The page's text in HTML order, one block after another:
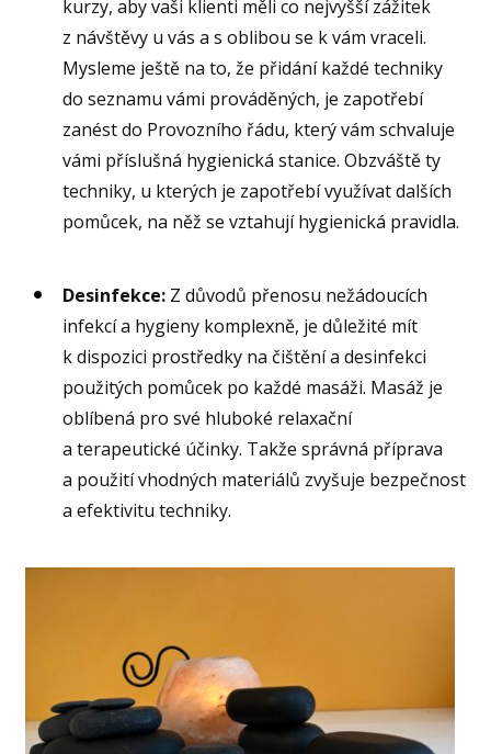
kurzy, aby vaši klienti měli co nejvyšší zážitek
z návštěvy u vás a s oblibou se k vám vraceli.
Mysleme ještě na to, že přidání každé techniky
do seznamu vámi prováděných, je zapotřebí
zanést do Provozního řádu, který vám schvaluje
vámi příslušná hygienická stanice. Obzváště ty
techniky, u kterých je zapotřebí využívat dalších
pomůcek, na něž se vztahují hygienická pravidla.
Desinfekce: Z důvodů přenosu nežádoucích
infekcí a hygieny komplexně, je důležité mít
k dispozici prostředky na čištění a desinfekci
použitých pomůcek po každé masáži. Masáž je
oblíbená pro své hluboké relaxační
a terapeutické účinky. Takže správná příprava
a použití vhodných materiálů zvyšuje bezpečnost
a efektivitu techniky.